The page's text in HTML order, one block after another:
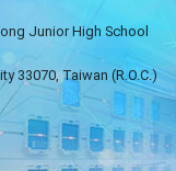
Junior High School
33070, Taiwan (R.O.C.)